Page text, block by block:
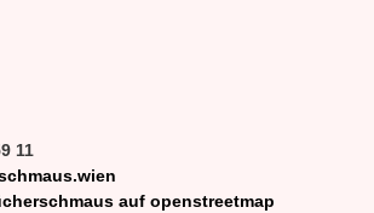
11
auf openstreetmap